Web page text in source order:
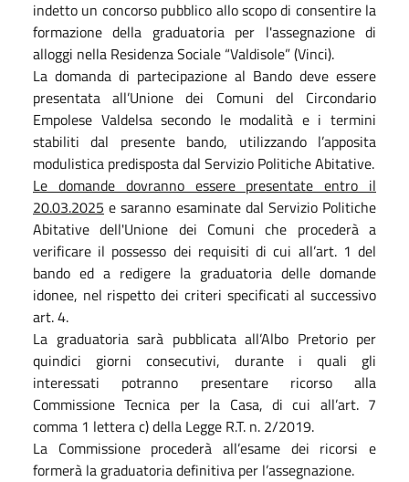
indetto un concorso pubblico allo scopo di consentire la
formazione della graduatoria per l'assegnazione di
alloggi nella Residenza Sociale “Valdisole” (Vinci).
La domanda di partecipazione al Bando deve essere
presentata all’Unione dei Comuni del Circondario
Empolese Valdelsa secondo le modalità e i termini
stabiliti dal presente bando, utilizzando l’apposita
modulistica predisposta dal Servizio Politiche Abitative.
Le domande dovranno essere presentate entro il
20.03.2025 e saranno esaminate dal Servizio Politiche
Abitative dell'Unione dei Comuni che procederà a
verificare il possesso dei requisiti di cui all’art. 1 del
bando ed a redigere la graduatoria delle domande
idonee, nel rispetto dei criteri specificati al successivo
art. 4.
La graduatoria sarà pubblicata all’Albo Pretorio per
quindici giorni consecutivi, durante i quali gli
interessati potranno presentare ricorso alla
Commissione Tecnica per la Casa, di cui all’art. 7
comma 1 lettera c) della Legge R.T. n. 2/2019.
La Commissione procederà all’esame dei ricorsi e
formerà la graduatoria definitiva per l’assegnazione.